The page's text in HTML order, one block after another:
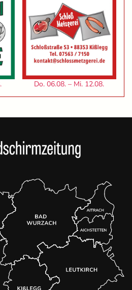
Do. 06.08. – Mi. 12.08.